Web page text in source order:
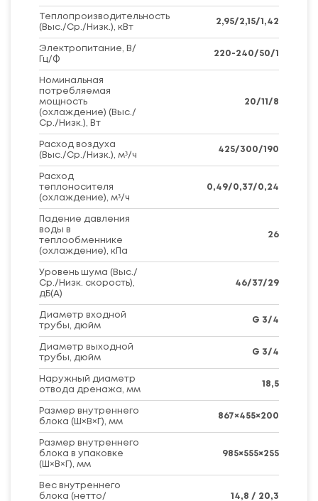
Теплопроизводительность
(Выс./Ср./Низк.), кВт
2,95/2,15/1,42
Электропитание, В/
Гц/Ф
220-240/50/1
Номинальная
потребляемая
мощность
(охлаждение) (Выс./
Ср./Низк.), Вт
20/11/8
Расход воздуха
(Выс./Ср./Низк.), м³/ч
425/300/190
Расход
теплоносителя
(охлаждение), м³/ч
0,49/0,37/0,24
Падение давления
воды в
теплообменнике
(охлаждение), кПа
26
Уровень шума (Выс./
Ср./Низк. скорость),
дБ(А)
46/37/29
Диаметр входной
трубы, дюйм
G 3/4
Диаметр выходной
трубы, дюйм
G 3/4
Наружный диаметр
отвода дренажа, мм
18,5
Размер внутреннего
блока (Ш×В×Г), мм
867×455×200
Размер внутреннего
блока в упаковке
(Ш×В×Г), мм
985×555×255
Вес внутреннего
блока (нетто/
14,8 / 20,3